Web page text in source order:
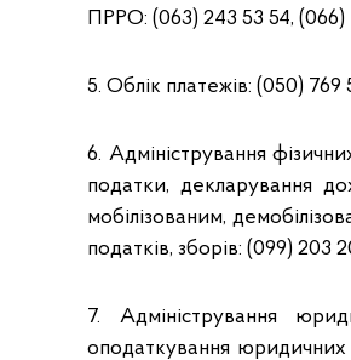
ПРРО: (063) 243 53 54, (066)
5. Облік платежів: (050) 769
6. Адміністрування
податки, декларування
мобілізованим,
податків, зборів: (099) 203
7. Адміністрування
оподаткування юридичних